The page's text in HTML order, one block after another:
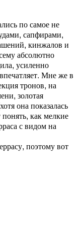
по самое не
сапфирами,
кинжалов и
абсолютно
усиленно
Мне же в
тронов, на
золотая
она показалась
как мелкие
с видом на
поэтому вот